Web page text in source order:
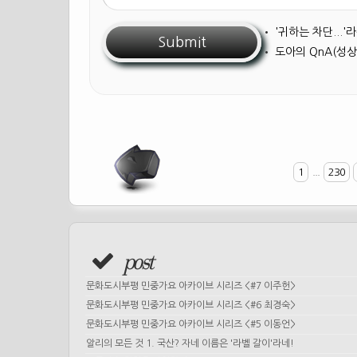
• '귀하는 차단...'
• 도아의 QnA(성
1 230
post
문화도시부평 민중가요 아카이브 시리즈 <#7 이주헌>
문화도시부평 민중가요 아카이브 시리즈 <#6 최경숙>
문화도시부평 민중가요 아카이브 시리즈 <#5 이동언>
알리의 모든 것 1. 국산? 자네 이름은 '라벨 갈이'라네!